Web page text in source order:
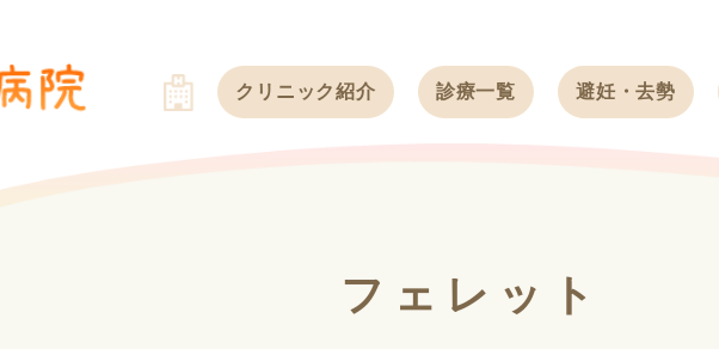
クリニック紹介 診療一覧
フェレット
避妊・去勢
フェレット